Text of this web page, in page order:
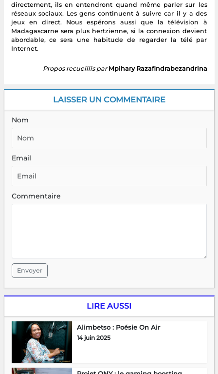
directement, ils en entendront quand même parler sur les
réseaux sociaux. Les gens continuent à suivre car il y a des
jeux en direct. Nous espérons aussi que la télévision à
Madagascarne sera plus hertzienne, si la connexion devient
abordable, ce sera une habitude de regarder la télé par
Internet.
Propos recueillis par Mpihary Razafindrabezandrina
LAISSER UN COMMENTAIRE
Nom
Email
Commentaire
Envoyer
LIRE AUSSI
Alimbetso : Poésie On Air
14 juin 2025